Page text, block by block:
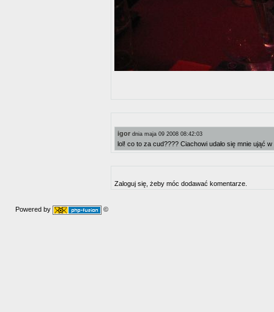
igor dnia maja 09 2008 08:42:03
lol! co to za cud???? Ciachowi udało się mnie ująć
Zaloguj się, żeby móc dodawać komentarze.
Powered by ©